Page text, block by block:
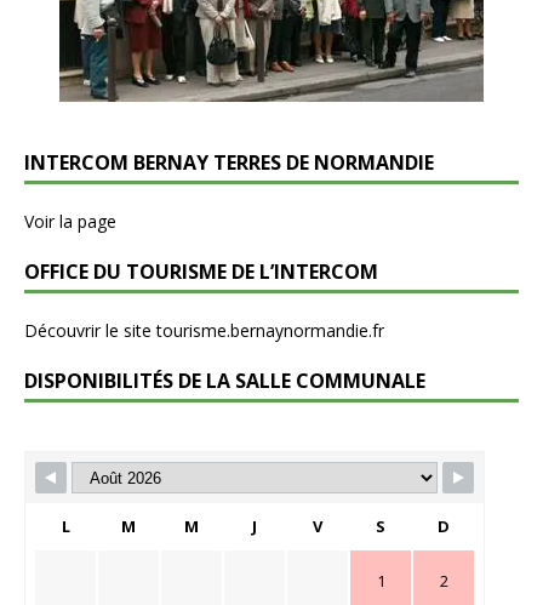
INTERCOM BERNAY TERRES DE NORMANDIE
Voir la page
OFFICE DU TOURISME DE L’INTERCOM
Découvrir le site tourisme.bernaynormandie.fr
DISPONIBILITÉS DE LA SALLE COMMUNALE
L M M J V S D
1 2